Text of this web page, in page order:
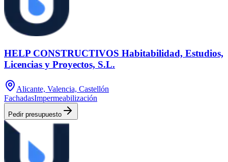
HELP CONSTRUCTIVOS Habitabilidad, Estudios,
Licencias y Proyectos, S.L.
Alicante, Valencia, Castellón
FachadasImpermeabilización
Pedir presupuesto